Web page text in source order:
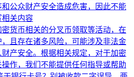
公众财产安全造成危害，因此不能
相关内容
货币相关的分叉币领取等活动，在
且存在诸多风险，可能涉及非法金
产安全。根据相关规定，对于加密
作，我们不能提供任何指导或帮助